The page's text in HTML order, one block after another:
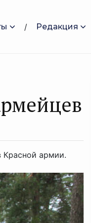
Редакция
Красной армии.